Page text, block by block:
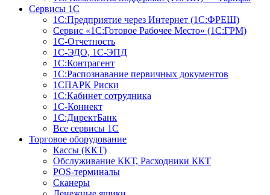
Сервисы 1С
1С:Предприятие через Интернет (1С:ФРЕШ)
Сервис «1С:Готовое Рабочее Место» (1С:ГРМ)
1С-Отчетность
1С-ЭДО, 1С-ЭПД
1С:Контрагент
1С:Распознавание первичных документов
1СПАРК Риски
1С:Кабинет сотрудника
1С-Коннект
1С:ДиректБанк
Все сервисы 1С
Торговое оборудование
Кассы (ККТ)
Обслуживание ККТ, Расходники ККТ
POS-терминалы
Сканеры